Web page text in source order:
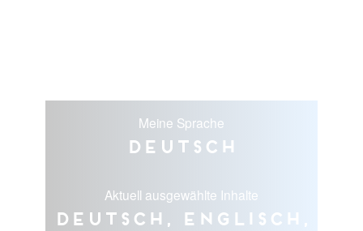
Meine Sprache
Deutsch
Aktuell ausgewählte Inhalte
Deutsch, Englisch,